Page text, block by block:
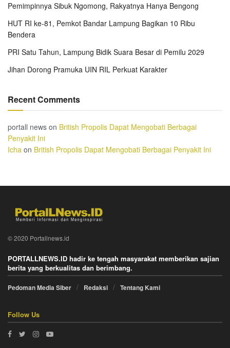
Pemimpinnya Sibuk Ngomong, Rakyatnya Hanya Bengong
HUT RI ke-81, Pemkot Bandar Lampung Bagikan 10 Ribu
Bendera
PRI Satu Tahun, Lampung Bidik Suara Besar di Pemilu 2029
Jihan Dorong Pramuka UIN RIL Perkuat Karakter
Recent Comments
portall news on British Propolis Dapat Mengobati Berbagai
Penyakit Ini
Icha on British Propolis Dapat Mengobati Berbagai Penyakit Ini
© 2020 Portallnews.id
PORTALLNEWS.ID hadir ke tengah masyarakat memberikan sajian
berita yang berkualitas dan berimbang.
Pedoman Media Siber Redaksi Tentang Kami
Follow Us